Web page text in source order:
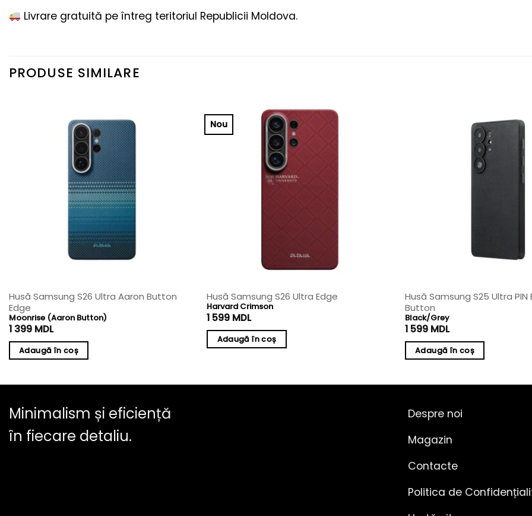
Livrare gratuită pe întreg teritoriul Republicii Moldova.
PRODUSE SIMILARE
Husă Samsung S26 Ultra Aaron Button
Edge
Moonrise (Aaron Button)
1 399 MDL
Adaugă în coș
Nou
Husă Samsung S26 Ultra Edge
Harvard Crimson
1 599 MDL
Adaugă în coș
Husă Samsung S25 Ultra PIN
Button
Black/Grey
1 599 MDL
Adaugă în coș
Minimalism și eficiență
în fiecare detaliu.
Despre noi
Magazin
Contacte
Politica de